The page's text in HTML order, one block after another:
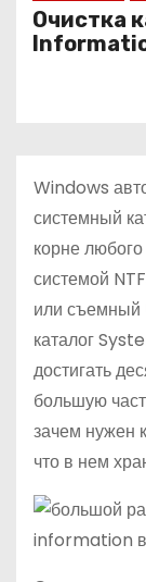
Очистка
Windows
системный
корне
системой
или съемный
каталог
достигать
большую
зачем нужен
что в нем